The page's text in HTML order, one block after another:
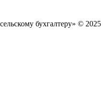
бухгалтеру» © 2025